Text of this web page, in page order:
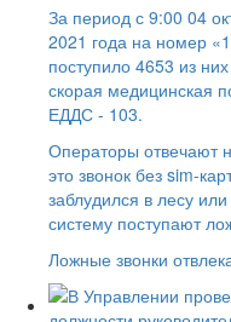
За период с 9:00 04
2021 года на номер
поступило 4653 из
скорая медицинская
ЕДДС - 103.
Операторы отвечают
это звонок без sim-
заблудился в лесу
систему поступают
Ложные звонки